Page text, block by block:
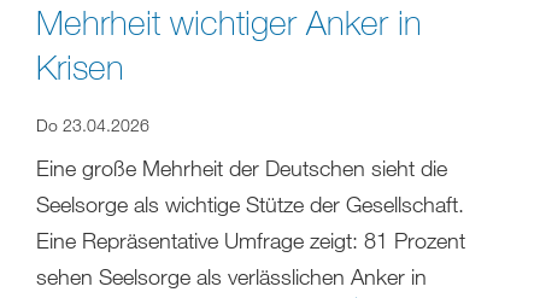
Mehrheit wichtiger Anker in
Krisen
Do 23.04.2026
Eine große Mehrheit der Deutschen sieht die
Seelsorge als wichtige Stütze der Gesellschaft.
Eine Repräsentative Umfrage zeigt: 81 Prozent
sehen Seelsorge als verlässlichen Anker in